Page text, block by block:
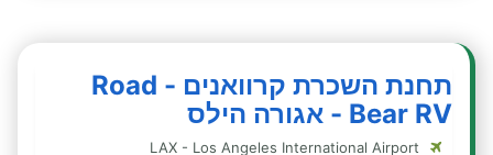
תחנת השכרת קרוואנים - Road
Bear RV - אגורה הילס